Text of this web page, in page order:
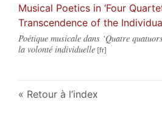
Musical Poetics in ‘Four
Transcendence of the
Poétique musicale dans ‘Quatre
la volonté individuelle
Retour à l’index